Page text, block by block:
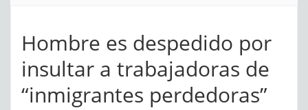
Hombre es despedido por
insultar a trabajadoras de
“inmigrantes perdedoras”